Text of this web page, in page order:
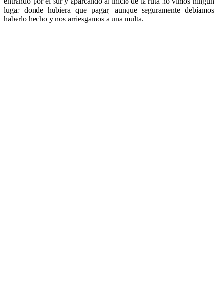
lugar donde hubiera que pagar, aunque seguramente debíamos
haberlo hecho y nos arriesgamos a una multa.